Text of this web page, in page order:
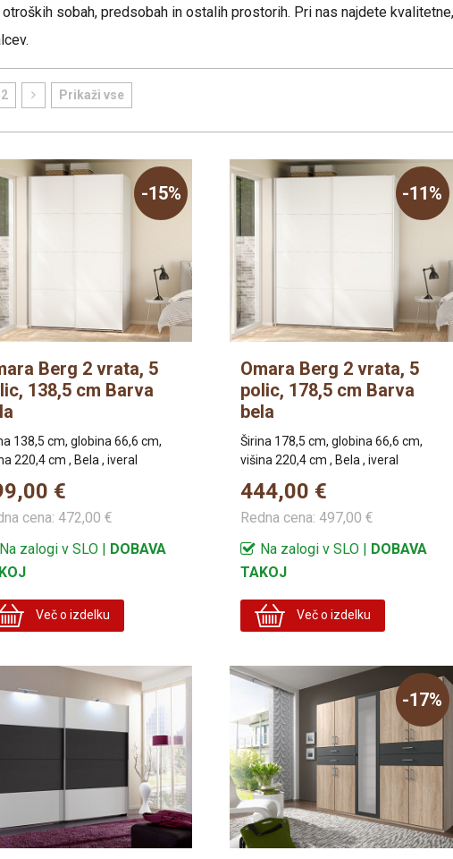
Komplet spalnice
Omare
Predalniki
Počivalniki, enosedi
VZMETNICE 180x200
sobah, predsobah in ostalih prostorih. Pri nas najdete
2 Prikaži vse
-15%
Berg 2 vrata, 5
138,5 cm Barva
138,5 cm, globina 66,6 cm,
220,4 cm , Bela , iveral
€
cena: 472,00 €
Na zalogi v SLO | DOBAVA
Več o izdelku
-11%
Omara Berg 2 vrata, 5
polic, 178,5 cm Barva
bela
Širina 178,5 cm, globina 66,6 cm,
višina 220,4 cm , Bela , iveral
444,00 €
Redna cena: 497,00 €
Na zalogi v SLO | DOBAVA
TAKOJ
Več o izdelku
-17%